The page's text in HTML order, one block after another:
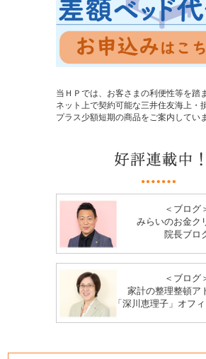
当ＨＰでは、お客さまの利便性等を踏
ネット上で契約可能な三井住友海上・
プラス少額短期の商品をご案内してい
＜ブログ
みらいのお金ク
院長ブロ
＜ブログ
家計の整理整頓ア
「深川恵理子」オフ